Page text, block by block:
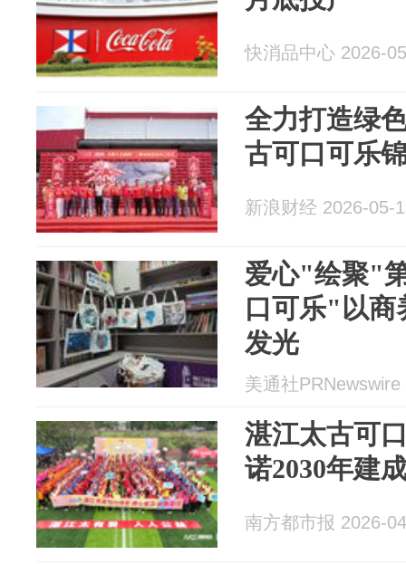
快消品中心 2026-
全力打造绿
古可口可乐
新浪财经 2026-05-
爱心"绘聚"
口可乐"以商
发光
美通社
湛江太古可
诺2030年建
南方都市报 2026-